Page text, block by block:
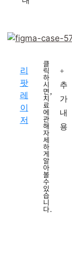
리
팟
레
이
저
클
릭
하
시
면,
치
료
에
관
해
자
세
하
게
알
아
볼
수
있
습
니
다.
+
추
가
내
용